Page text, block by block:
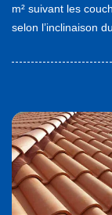
m² suivant les
selon l’inclinaison